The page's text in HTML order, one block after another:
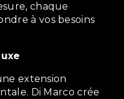
chaque
à vos besoins
extension
Di Marco crée